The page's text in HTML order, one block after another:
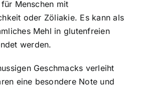
Menschen mit
oder Zöliakie. Es kann als
Mehl in glutenfreien
werden.
Geschmacks verleiht
eine besondere Note und